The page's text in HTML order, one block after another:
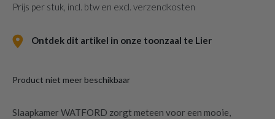
Prijs per stuk, incl. btw en excl. verzendkosten
Ontdek dit artikel in onze toonzaal te Lier
Product niet meer beschikbaar
Slaapkamer WATFORD zorgt meteen voor een mooie,